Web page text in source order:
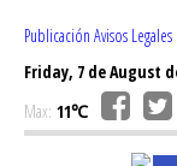
Publicación Avisos Legales
Friday, 7 de August
Max: 11℃